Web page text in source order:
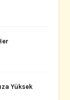
Yüksek